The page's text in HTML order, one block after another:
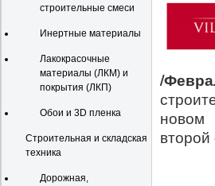
строительные смеси
Инертные материалы
Лакокрасочные
материалы (ЛКМ) и
покрытия (ЛКП)
Обои и 3D пленка
Строительная и складская
техника
Дорожная,
/
новом